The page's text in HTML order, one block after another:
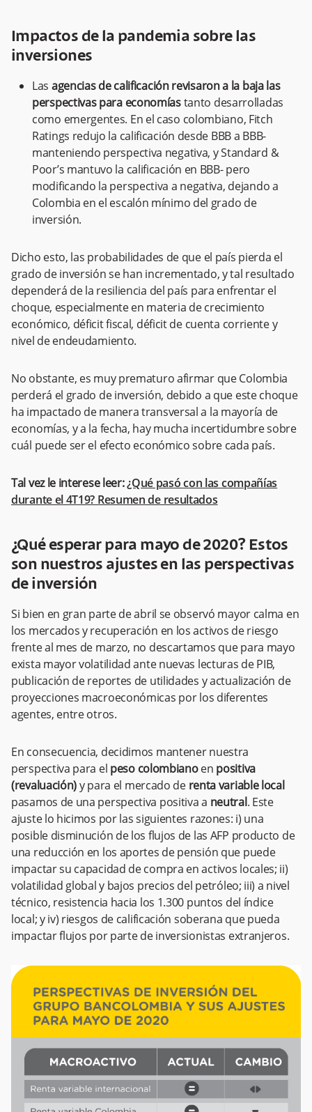
Impactos de la pandemia sobre las
inversiones
Las agencias de calificación revisaron a la baja las
perspectivas para economíastanto desarrolladas
como emergentes. En el caso colombiano, Fitch
Ratings redujo la calificación desde BBB a BBB-
manteniendo perspectiva negativa, y Standard &
Poor’s mantuvo la calificación en BBB- pero
modificando la perspectiva a negativa, dejando a
Colombia en el escalón mínimo del grado de
inversión.
Dicho esto, las probabilidades de que el país pierda el
grado de inversión se han incrementado, y tal resultado
dependerá de la resiliencia del país para enfrentar el
choque, especialmente en materia de crecimiento
económico, déficit fiscal, déficit de cuenta corriente y
nivel de endeudamiento.
No obstante, es muy prematuro afirmar que Colombia
perderá el grado de inversión, debido a que este choque
ha impactado de manera transversal a la mayoría de
economías, y a la fecha, hay mucha incertidumbre sobre
cuál puede ser el efecto económico sobre cada país.
Tal vez le interese leer:¿Qué pasó con las compañías
durante el 4T19? Resumen de resultados
¿Qué esperar para mayo de 2020? Estos
son nuestros ajustes en las perspectivas
de inversión
Si bien en gran parte de abril se observó mayor calma en
los mercados y recuperación en los activos de riesgo
frente al mes de marzo, no descartamos que para mayo
exista mayor volatilidad ante nuevas lecturas de PIB,
publicación de reportes de utilidades y actualización de
proyecciones macroeconómicas por los diferentes
agentes, entre otros.
En consecuencia, decidimos mantener nuestra
perspectiva para el peso colombianoen positiva
(revaluación)y para el mercado derenta variable local
pasamos de una perspectiva positiva a neutral. Este
ajuste lo hicimos por las siguientes razones: i) una
posible disminución de los flujos de las AFP producto de
una reducción en los aportes de pensión que puede
impactar su capacidad de compra en activos locales; ii)
volatilidad global y bajos precios del petróleo; iii) a nivel
técnico, resistencia hacia los 1.300 puntos del índice
local; y iv) riesgos de calificación soberana que pueda
impactar flujos por parte de inversionistas extranjeros.